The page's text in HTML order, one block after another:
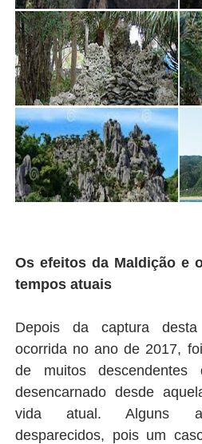
Os efeitos da Maldição e
tempos atuais
Depois da captura
ocorrida no ano de 2017,
de muitos
desencarnado desde
vida atual. Alguns
desparecidos, pois um